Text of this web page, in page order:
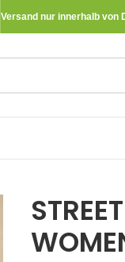
Versand nur innerhalb von